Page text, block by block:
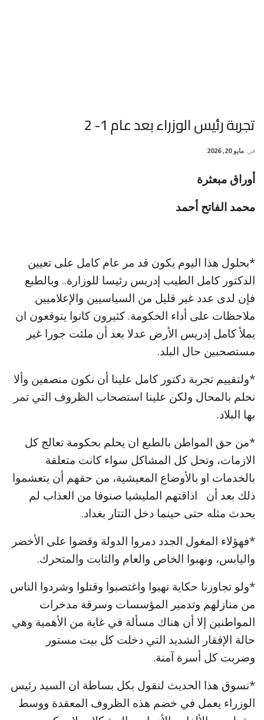
تجربة رئيس الوزراء بعد عام 1- 2
في مايو 20, 2026
أوراق مبعثرة
محمد الفاتح أحمد
*بحلول هذا اليوم يكون قد مر عام كامل على تعيين
الدكتور كامل الطيب إدريس رئيسا للوزارة.. وبالطبع
فإن لدى عدد غير قليل من السياسيين والإعلاميين
ملاحظات على أداء الحكومة. كثيرون كانوا يتوقعون ان
يملأ كامل إدريس الأرض عدلا بعد أن ملئت جورا غير
مستصحبين حال البلد.
*ولتقييم تجربة دكتور كامل علينا أن نكون منصفين وألا
نحلم بالمحال ولكن علينا استصحاب الظروف التي تمر
بها البلاد.
*من حق المواطن بالطبع ان يحلم بحكومة تعالج كل
الازمات، وتحل كل المشاكل سواء كانت متعلقة
بالخدمات او بالأوضاع المعيشية، من حقهم أن يتعشموا
ذلك بعد أن اذاقتهم المليشيا صنوفا من العذاب لم
يحدث مثله حتى حينما دخل التتار بغداد.
*فهؤلاء المغول الجدد دمروا الدولة وقضوا على الأخضر
واليابس، ونهبوا الخاص والعام والثابت والمتحرك.
*ولو تجاوزنا حكاية نهبوا واغتصبوا وقتلوا وشردوا الناس
من منازلهم وتدمير المؤسسات وسرقة مدخرات
المواطنين إلا أن هناك مسألة في غاية من الأهمية وهي
حالة الإفقار الشديد التي دخلت كل بيت مستور
وضربت كل أسرة آمنة.
*نسوق هذا الحديث لنقول بكل بساطة ان السيد رئيس
الوزراء يعمل في خضم هذه الظروف المعقدة ووسط